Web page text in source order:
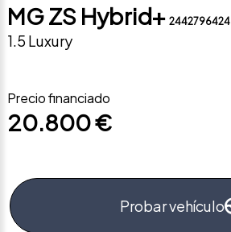
MG ZS Hybrid+ 2442796424
1.5 Luxury
Precio financiado
20.800 €
Probar vehículo